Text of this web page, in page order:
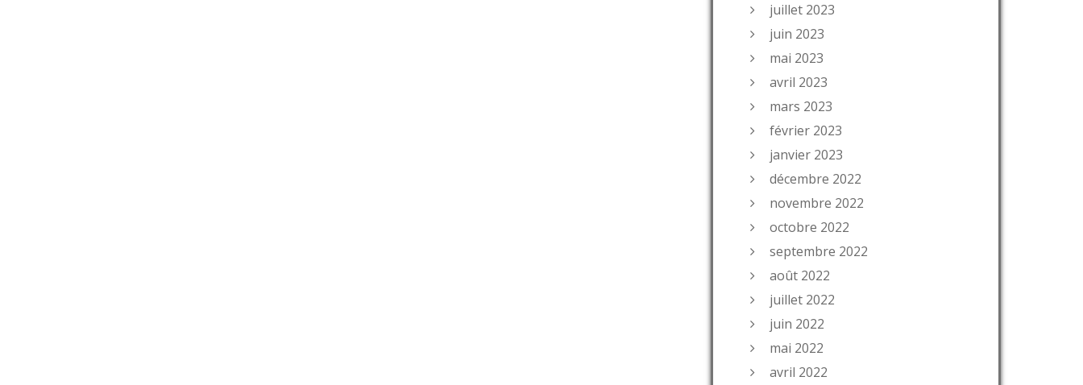
juillet 2023
juin 2023
mai 2023
avril 2023
mars 2023
février 2023
janvier 2023
décembre 2022
novembre 2022
octobre 2022
septembre 2022
août 2022
juillet 2022
juin 2022
mai 2022
avril 2022